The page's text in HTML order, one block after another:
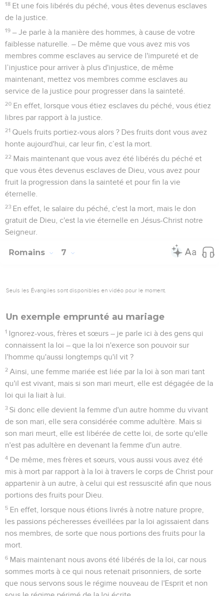
18 Et une fois libérés du péché, vous êtes devenus esclaves
de la justice.
19 – Je parle à la manière des hommes, à cause de votre
faiblesse naturelle. – De même que vous avez mis vos
membres comme esclaves au service de l'impureté et de
l’injustice pour arriver à plus d'injustice, de même
maintenant, mettez vos membres comme esclaves au
service de la justice pour progresser dans la sainteté.
20 En effet, lorsque vous étiez esclaves du péché, vous étiez
libres par rapport à la justice.
21 Quels fruits portiez-vous alors ? Des fruits dont vous avez
honte aujourd'hui, car leur fin, c’est la mort.
22 Mais maintenant que vous avez été libérés du péché et
que vous êtes devenus esclaves de Dieu, vous avez pour
fruit la progression dans la sainteté et pour fin la vie
éternelle.
23 En effet, le salaire du péché, c'est la mort, mais le don
gratuit de Dieu, c'est la vie éternelle en Jésus-Christ notre
Seigneur.
Romains 7
Seuls les Évangiles sont disponibles en vidéo pour le moment.
Un exemple emprunté au mariage
1 Ignorez-vous, frères et sœurs – je parle ici à des gens qui
connaissent la loi – que la loi n'exerce son pouvoir sur
l'homme qu'aussi longtemps qu'il vit ?
2 Ainsi, une femme mariée est liée par la loi à son mari tant
qu'il est vivant, mais si son mari meurt, elle est dégagée de la
loi qui la liait à lui.
3 Si donc elle devient la femme d'un autre homme du vivant
de son mari, elle sera considérée comme adultère. Mais si
son mari meurt, elle est libérée de cette loi, de sorte qu'elle
n'est pas adultère en devenant la femme d'un autre.
4 De même, mes frères et sœurs, vous aussi vous avez été
mis à mort par rapport à la loi à travers le corps de Christ pour
appartenir à un autre, à celui qui est ressuscité afin que nous
portions des fruits pour Dieu.
5 En effet, lorsque nous étions livrés à notre nature propre,
les passions pécheresses éveillées par la loi agissaient dans
nos membres, de sorte que nous portions des fruits pour la
mort.
6 Mais maintenant nous avons été libérés de la loi, car nous
sommes morts à ce qui nous retenait prisonniers, de sorte
que nous servons sous le régime nouveau de l'Esprit et non